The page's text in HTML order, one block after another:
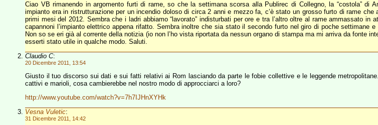
Ciao VB rimanendo in argomento furti di rame, so che la settimana scorsa alla Publirec di Collegno, la “costola” di
impianto era in ristrutturazione per un incendio doloso di circa 2 anni e mezzo fa, c’è stato un grosso furto di rame
primi mesi del 2012. Sembra che i ladri abbiamo “lavorato” indisturbati per ore e tra l’altro oltre al rame ammassato
capannoni l’impianto elettrico appena rifatto. Sembra inoltre che sia stato il secondo furto nel giro di poche settimane
Non so se eri già al corrente della notizia (io non l’ho vista riportata da nessun organo di stampa ma mi arriva da fonte
esserti stato utile in qualche modo. Saluti.
Claudio C:
20 Dicembre 2011, 13:54
Giusto il tuo discorso sui dati e sui fatti relativi ai Rom lasciando da parte le fobie collettive e le leggende
cattivi e marioli, cosa cambierebbe nel nostro modo di approcciarci a loro?
http://www.youtube.com/watch?v=7h7IJHnXYHk
Vesna Vuletic:
31 Dicembre 2011, 14:42